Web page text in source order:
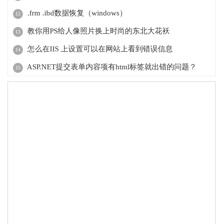
12 .frm .ibd数据恢复（windows）
13 教你用PS给人像照片换上时尚的东北大花袄
14 怎么在IIS 上设置可以在网站上看到错误信息
15 ASP.NET提交表单内容项有html标签就出错的问题？